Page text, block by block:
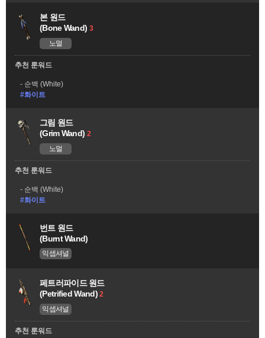
본 원드
(Bone Wand) 3
노멀
추천 룬워드
순백 (White)
#화이트
그림 원드
(Grim Wand) 2
노멀
추천 룬워드
순백 (White)
#화이트
번트 원드
(Burnt Wand)
익셉셔널
페트러파이드 원드
(Petrified Wand)2
익셉셔널
추천 룬워드